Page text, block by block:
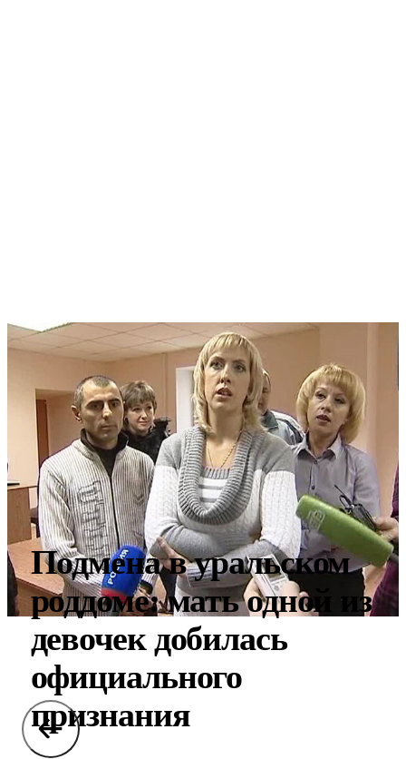
Подмена в уральском
роддоме: мать одной из
девочек добилась
официального
признания